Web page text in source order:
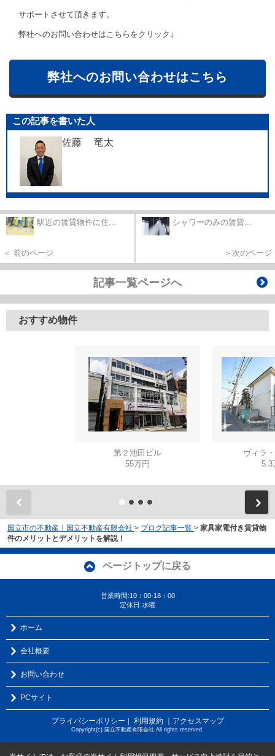
サポートさせて頂きます。
弊社へのお問い合わせはこちらをクリック↓
弊社へのお問い合わせはこちら
この記事を書いた人
佐藤 竜太
駅近の賃貸物件に住...
＜ 前のページ
シャワーのみの賃貸...
＞次のページ
記事一覧ページへ
おすすめ物件
第２池田ビル
55万円
ヴィラ
5.3
国立市の不動産｜国立不動産有限会社 > ブログ記事一覧 > 家具家電付き賃貸物
件のメリットとデメリットを解説！
ページトップに戻る
営業時間:10：00-18：00
定休日:水曜
ホーム
会社概要
お問い合わせ
PCサイト
プライバシーポリシー ｜ 利用規約 ｜アクセスマップ
Copyright(c) 国立不動産有限会社 All rights reserved.